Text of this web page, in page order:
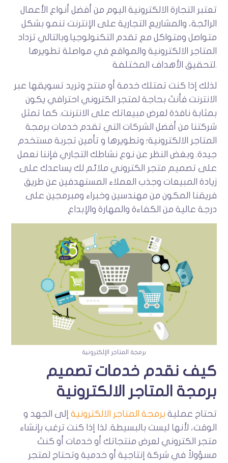
تعتبر التجارة الالكترونية اليوم من أفضل أنواع الأعمال
الرائجة، والمشاريع التجارية على الإنترنت تنمو بشكل
متواصل ومتواكل مع تقدم التكنولوجيا.وبالتالي تزداد
المتاجر الالكترونية والمواقع في مواصلة تطويرها
لتحقيق الأهداف المختلفة.
لذلك إذا كنت تمتلك خدمة أو منتج وتريد تسويقها عبر
الانترنت فأنتَ بحاجة لمتجر الكتروني احترافي يكون
بمثابة نافذة لعرض مبيعاتك على الانترنت. كما تمثل
شركتنا من أفضل الشركات التي تقدم خدمات برمجة
المتاجر الالكترونية؛ وتطويرها و تأمين تجربة مستخدم
جيدة. وبغض النظر عن نوع نشاطك التجاري فإننا نعمل
على تصميم متجر الكتروني ملائم لك يساعدك على
زيادة المبيعات وجذب العملاء المستهدفين عن طريق
فريقنا المكون من مهندسين وخبراء ومبرمجين على
درجة عالية من الكفاءة والمهارة والإبداع
برمجة المتاجر الإلكترونية
كيف نقدم خدمات تصميم
برمجة المتاجر الالكترونية
تحتاج عملية برمجة المتاجر الالكترونية إلى الجهد و
الوقت، لأنها ليست بالبسيطة. لذا إذا كنت ترغب بإنشاء
متجر الكتروني لعرض منتجاتك أو خدمات أو كنتَ
مسؤولاً في شركة إنتاجية أو خدمية وتحتاج لمتجر